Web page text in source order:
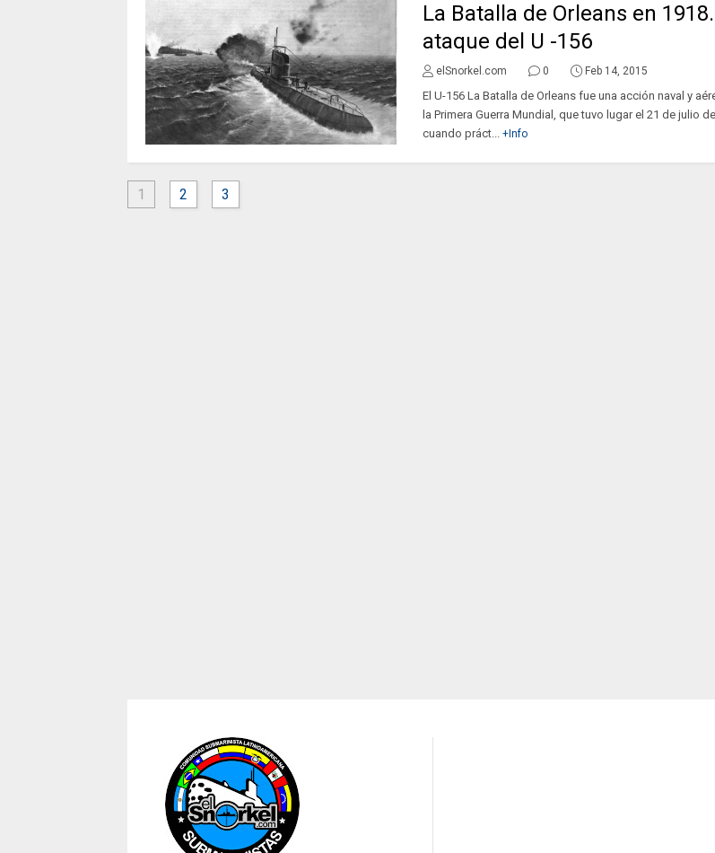
La Batalla de Orleans en 1918.
ataque del U -156
elSnorkel.com 0 Feb 14, 2015
El U-156 La Batalla de Orleans fue una acción naval y
la Primera Guerra Mundial, que tuvo lugar el 21 de julio
cuando práct... +Info
1 2 3